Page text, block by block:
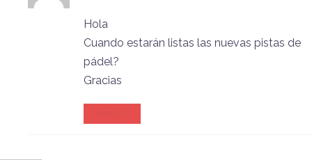
Hola
Cuando estarán listas las nuevas pistas de
pádel?
Gracias